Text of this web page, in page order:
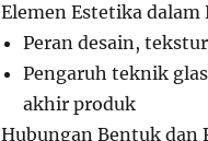
Elemen Estetika dalam
Peran desain,
Pengaruh teknik
akhir produk
Hubungan Bentuk dan